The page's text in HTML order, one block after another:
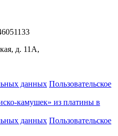
д. 11А,
данных Пользовательское
данных Пользовательское